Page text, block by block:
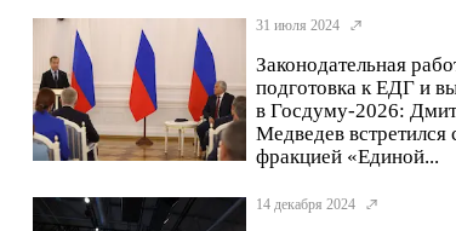
31 июля 2024
Законодательная
подготовка к ЕДГ и
в Госдуму-2026:
Медведев встретился
фракцией «Единой...
14 декабря 2024